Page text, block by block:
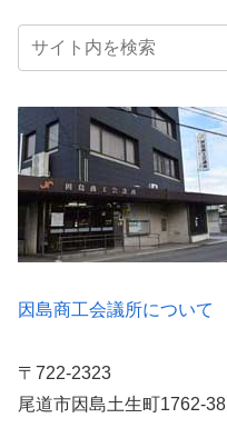
因島商工会議所について
〒722-2323
尾道市因島土生町1762-38